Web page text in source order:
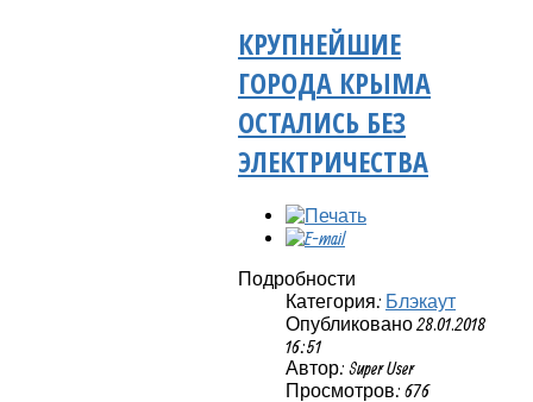
КРУПНЕЙШИЕ
ГОРОДА КРЫМА
ОСТАЛИСЬ БЕЗ
ЭЛЕКТРИЧЕСТВА
Подробности
Категория: Блэкаут
Опубликовано 28.01.2018
16:51
Автор: Super User
Просмотров: 676